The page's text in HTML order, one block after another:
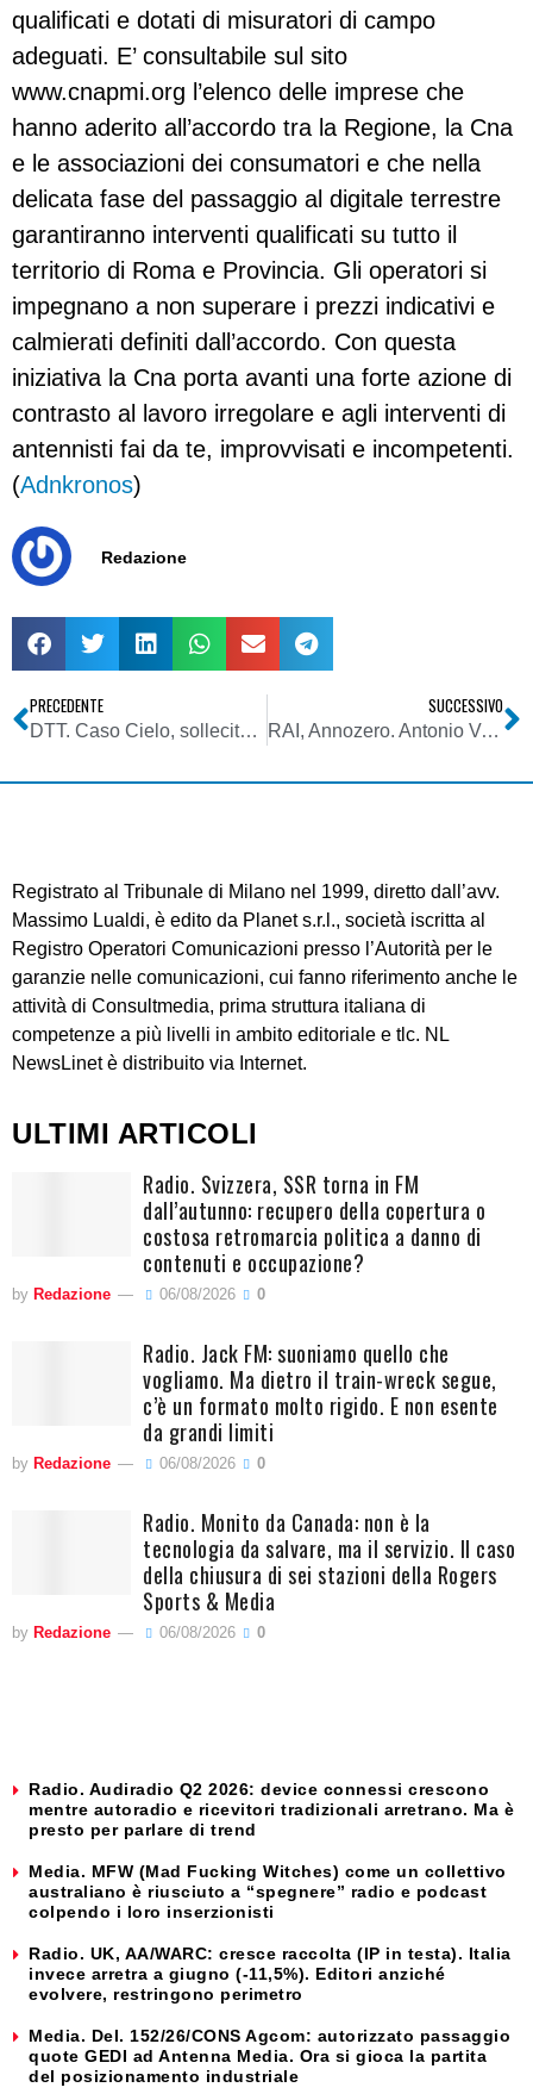
qualificati e dotati di misuratori di campo
adeguati. E’ consultabile sul sito
www.cnapmi.org l’elenco delle imprese che
hanno aderito all’accordo tra la Regione, la Cna
e le associazioni dei consumatori e che nella
delicata fase del passaggio al digitale terrestre
garantiranno interventi qualificati su tutto il
territorio di Roma e Provincia. Gli operatori si
impegnano a non superare i prezzi indicativi e
calmierati definiti dall’accordo. Con questa
iniziativa la Cna porta avanti una forte azione di
contrasto al lavoro irregolare e agli interventi di
antennisti fai da te, improvvisati e incompetenti.
(Adnkronos)
Redazione
PRECEDENTE
DTT. Caso Cielo, sollecito autorizzazione Mockridge. Romani: rilasceremo provvedimento; ma “inappropriato” pubblicare lettera
SUCCESSIVO
RAI, Annozero. Antonio Verro: Santoro rifiuta di accogliere indicazioni dei vertici della sua azienda
Registrato al Tribunale di Milano nel 1999, diretto dall’avv.
Massimo Lualdi, è edito da Planet s.r.l., società iscritta al
Registro Operatori Comunicazioni presso l’Autorità per le
garanzie nelle comunicazioni, cui fanno riferimento anche le
attività di Consultmedia, prima struttura italiana di
competenze a più livelli in ambito editoriale e tlc. NL
NewsLinet è distribuito via Internet.
ULTIMI ARTICOLI
Radio. Svizzera, SSR torna in FM
dall’autunno: recupero della copertura o
costosa retromarcia politica a danno di
contenuti e occupazione?
by Redazione 06/08/2026 0
Radio. Jack FM: suoniamo quello che
vogliamo. Ma dietro il train-wreck segue,
c’è un formato molto rigido. E non esente
da grandi limiti
by Redazione 06/08/2026 0
Radio. Monito da Canada: non è la
tecnologia da salvare, ma il servizio. Il caso
della chiusura di sei stazioni della Rogers
Sports & Media
by Redazione 06/08/2026 0
Radio. Audiradio Q2 2026: device connessi crescono
mentre autoradio e ricevitori tradizionali arretrano. Ma è
presto per parlare di trend
Media. MFW (Mad Fucking Witches) come un collettivo
australiano è riusciuto a “spegnere” radio e podcast
colpendo i loro inserzionisti
Radio. UK, AA/WARC: cresce raccolta (IP in testa). Italia
invece arretra a giugno (-11,5%). Editori anziché
evolvere, restringono perimetro
Media. Del. 152/26/CONS Agcom: autorizzato passaggio
quote GEDI ad Antenna Media. Ora si gioca la partita
del posizionamento industriale